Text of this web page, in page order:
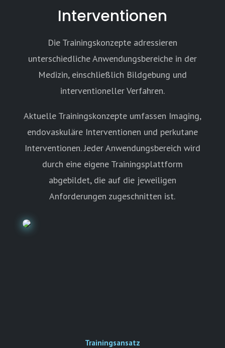
Interventionen
Die Trainingskonzepte adressieren
unterschiedliche Anwendungsbereiche in der
Medizin, einschließlich Bildgebung und
interventioneller Verfahren.
Aktuelle Trainingskonzepte umfassen Imaging,
endovaskuläre Interventionen und perkutane
Interventionen. Jeder Anwendungsbereich wird
durch eine eigene Trainingsplattform
abgebildet, die auf die jeweiligen
Anforderungen zugeschnitten ist.
Trainingsansatz